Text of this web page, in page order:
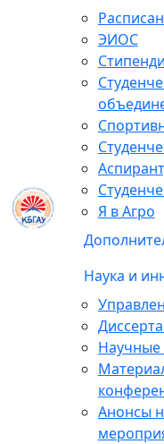
ЭИОС
Я в Агро
Наука и
Анонсы